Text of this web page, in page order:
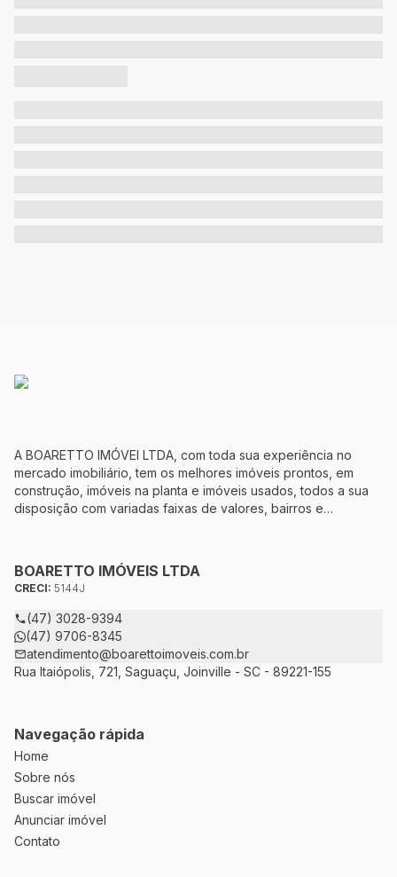
A BOARETTO IMÓVEI LTDA, com toda sua experiência no
mercado imobiliário, tem os melhores imóveis prontos, em
construção, imóveis na planta e imóveis usados, todos a sua
disposição com variadas faixas de valores, bairros e
ao CRECI-5144J – estarão sempre prontos para responder-lhe
todas as suas dúvidas sobre casas, apartamentos, terrenos,
salas comerciais e outros produtos imobiliários.
BOARETTO IMÓVEIS LTDA
CRECI: 5144J
(47) 3028-9394
(47) 9706-8345
atendimento@boarettoimoveis.com.br
Rua Itaiópolis, 721, Saguaçu, Joinville - SC - 89221-155
Navegação rápida
Home
Sobre nós
Buscar imóvel
Anunciar imóvel
Contato